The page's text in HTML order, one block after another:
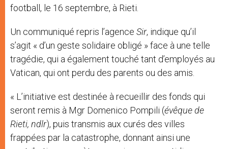
football, le 16 septembre, à Rieti.
Un communiqué repris l’agence Sir, indique qu’il
s’agit « d’un geste solidaire obligé » face à une telle
tragédie, qui a également touché tant d’employés au
Vatican, qui ont perdu des parents ou des amis.
« L’initiative est destinée à recueillir des fonds qui
seront remis à Mgr Domenico Pompili (évêque de
Rieti, ndlr), puis transmis aux curés des villes
frappées par la catastrophe, donnant ainsi une